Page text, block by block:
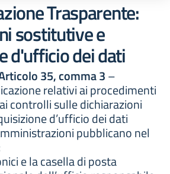
Trasparente:
sostitutive e
d'ufficio dei dati
35, comma 3–
relativi ai procedimenti
controlli sulle dichiarazioni
d’ufficio dei dati
pubblicano nel
e la casella di posta